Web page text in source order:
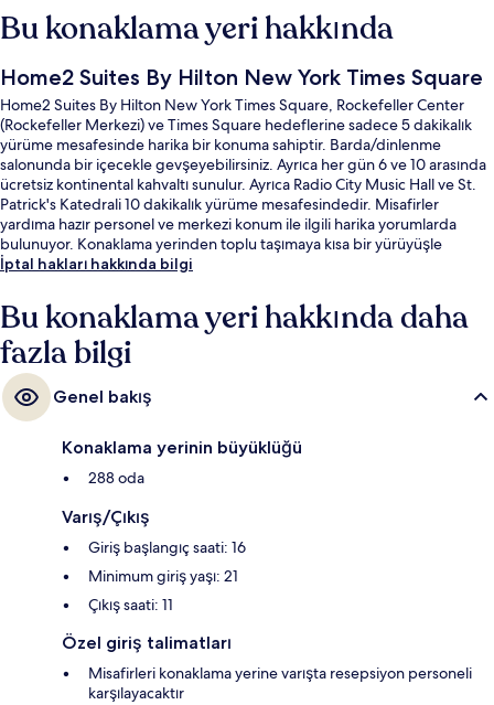
Bu konaklama yeri hakkında
Home2 Suites By Hilton New York Times Square
Home2 Suites By Hilton New York Times Square, Rockefeller Center
(Rockefeller Merkezi) ve Times Square hedeflerine sadece 5 dakikalık
yürüme mesafesinde harika bir konuma sahiptir. Barda/dinlenme
salonunda bir içecekle gevşeyebilirsiniz. Ayrıca her gün 6 ve 10 arasında
ücretsiz kontinental kahvaltı sunulur. Ayrıca Radio City Music Hall ve St.
Patrick's Katedrali 10 dakikalık yürüme mesafesindedir. Misafirler
yardıma hazır personel ve merkezi konum ile ilgili harika yorumlarda
bulunuyor. Konaklama yerinden toplu taşımaya kısa bir yürüyüşle
ulaşabilir, 49th St. İstasyonu yakındır ve 47 - 50 Sts - Rockefeller Center
İptal hakları hakkında bilgi
Bu konaklama yeri hakkında daha
fazla bilgi
Genel bakış
Konaklama yerinin büyüklüğü
288 oda
Varış/Çıkış
Giriş başlangıç saati: 16
Minimum giriş yaşı: 21
Çıkış saati: 11
Özel giriş talimatları
Misafirleri konaklama yerine varışta resepsiyon personeli
karşılayacaktır